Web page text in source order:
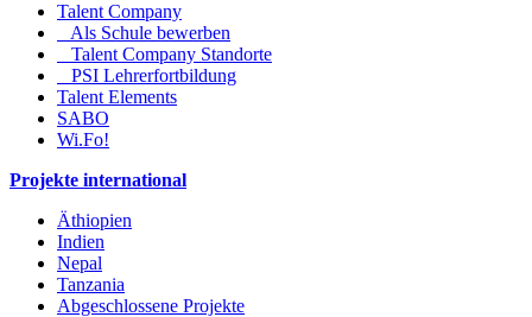
Talent Company
Als Schule bewerben
Talent Company Standorte
PSI Lehrerfortbildung
Talent Elements
SABO
Wi.Fo!
Projekte international
Äthiopien
Indien
Nepal
Tanzania
Abgeschlossene Projekte